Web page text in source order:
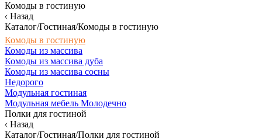
Комоды в гостиную
Назад
Каталог/Гостиная/Комоды в гостиную
Комоды в гостиную
Комоды из массива
Комоды из массива дуба
Комоды из массива сосны
Недорого
Модульная гостиная
Модульная мебель Молодечно
Полки для гостиной
Назад
Каталог/Гостиная/Полки для гостиной